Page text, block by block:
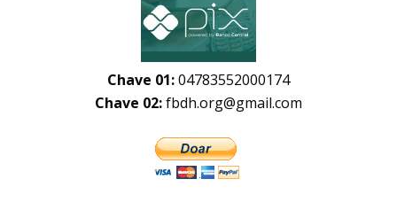
Chave 01:04783552000174
Chave 02:fbdh.org@gmail.com